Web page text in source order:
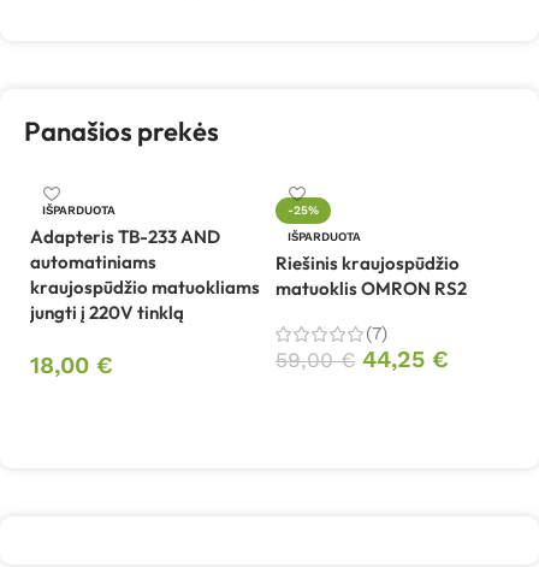
Panašios prekės
IŠPARDUOTA
Adapteris TB-233 AND
automatiniams
kraujospūdžio matuokliams
jungti į 220V tinklą
18,00 €
-25%
IŠPARDUOTA
Riešinis kraujospūdžio
matuoklis OMRON RS2
(7)
59,00€ 44,25 €